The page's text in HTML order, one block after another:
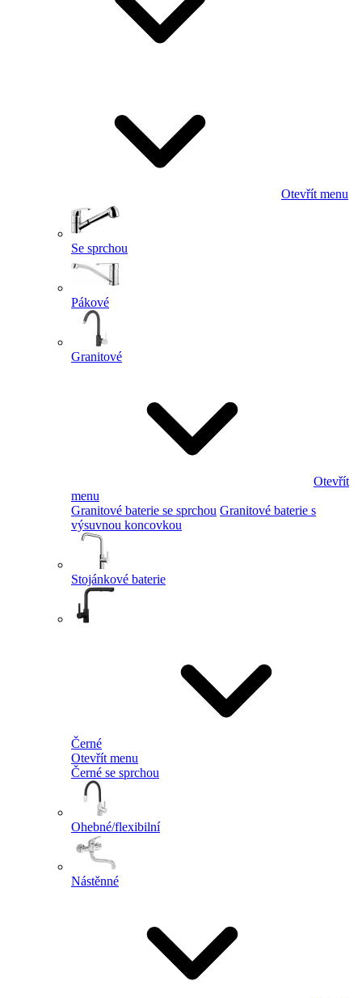
Otevřít menu
Se sprchou
Pákové
Granitové
Otevřít
menu
Granitové baterie se sprchou Granitové baterie s
výsuvnou koncovkou
Stojánkové baterie
Černé
Otevřít menu
Černé se sprchou
Ohebné/flexibilní
Nástěnné